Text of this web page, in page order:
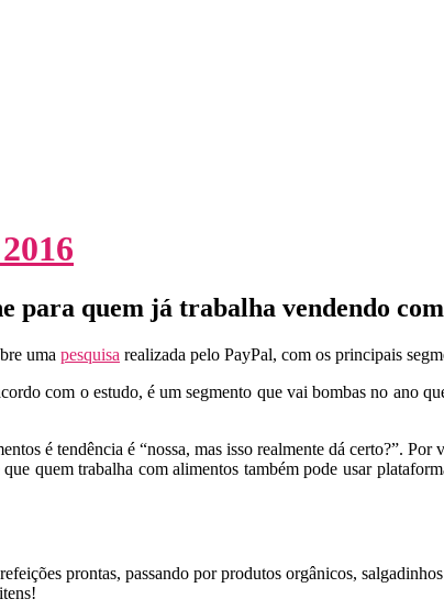
para quem já trabalha vendendo
uma pesquisa realizada pelo PayPal, com os principais
com o estudo, é um segmento que vai bombas no ano
é tendência é “nossa, mas isso realmente dá certo?”.
quem trabalha com alimentos também pode usar
prontas, passando por produtos orgânicos,